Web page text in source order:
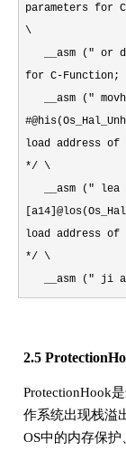
parameters for
\
__asm (" or
for C-
__asm ("
load address of
*/ \
__asm (" lea
load address of
*/ \
__asm (" ji
2.5
ProtectionHook
作系统出现栈溢
OS中的内存保